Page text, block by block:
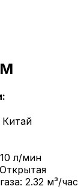
Китай
10 л/мин
Открытая
2.32 м³/час